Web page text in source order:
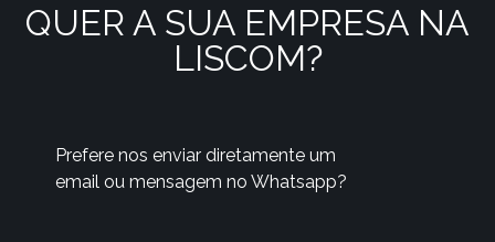
QUER A SUA EMPRESA NA
LISCOM?
Prefere nos enviar diretamente um
email ou mensagem no Whatsapp?